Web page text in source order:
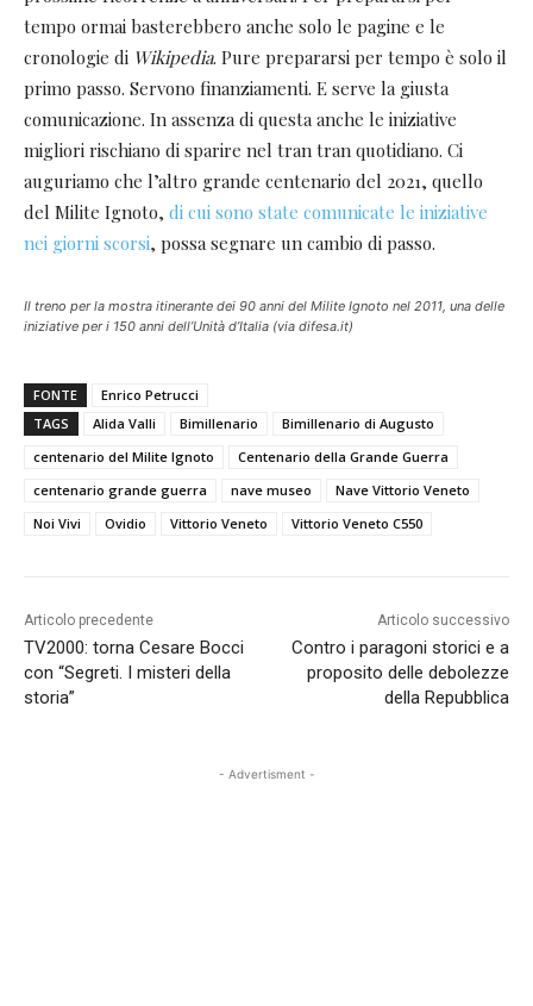
tempo ormai basterebbero anche solo le pagine e le
cronologie di Wikipedia. Pure prepararsi per tempo è solo il
primo passo. Servono finanziamenti. E serve la giusta
comunicazione. In assenza di questa anche le iniziative
migliori rischiano di sparire nel tran tran quotidiano. Ci
auguriamo che l’altro grande centenario del 2021, quello
del Milite Ignoto, di cui sono state comunicate le iniziative
nei giorni scorsi, possa segnare un cambio di passo.
Il treno per la mostra itinerante dei 90 anni del Milite Ignoto nel 2011, una delle
iniziative per i 150 anni dell’Unità d’Italia (via difesa.it)
FONTE
Enrico Petrucci
TAGS
Alida Valli Bimillenario
Bimillenario di Augusto
centenario del Milite Ignoto
Centenario della Grande Guerra
centenario grande guerra
nave museo
Nave Vittorio Veneto
Noi Vivi
Ovidio Vittorio Veneto Vittorio Veneto C550
Articolo precedente
TV2000: torna Cesare Bocci
con “Segreti. I misteri della
storia”
Articolo successivo
Contro i paragoni storici e a
proposito delle debolezze
della Repubblica
- Advertisment -